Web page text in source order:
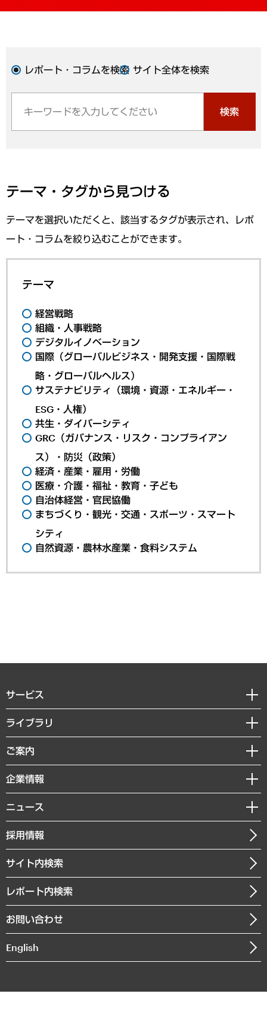
レポート・コラムを検索 サイト全体を検索
検索
テーマ・タグから見つける
テーマを選択いただくと、該当するタグが表示され、レポ
ート・コラムを絞り込むことができます。
テーマ
経営戦略
組織・人事戦略
デジタルイノベーション
国際（グローバルビジネス・開発支援・国際戦
略・グローバルヘルス）
サステナビリティ（環境・資源・エネルギー・
ESG・人権）
共生・ダイバーシティ
GRC（ガバナンス・リスク・コンプライアン
ス）・防災（政策）
経済・産業・雇用・労働
医療・介護・福祉・教育・子ども
自治体経営・官民協働
まちづくり・観光・交通・スポーツ・スマート
シティ
自然資源・農林水産業・食料システム
サービス
経営戦略
組織・人事戦略
デジタルイノベーション
共生・ダイバーシティ
GRC（ガバナンス・リスク・コンプライアンス）・防災（政策）
経済・産業・雇用・労働
まちづくり・観光・交通・スポーツ・スマートシティ
自然資源・農林水産業・食料システム
ライブラリ
経済調査
レポート
コラム
経営用語集
受託・受注実績（官公庁関連）
メディア掲載・出演
ご案内
セミナー・イベント情報
MUFGビジネスセミナー
受託案件情報
企業情報
私たちの想い
社長メッセージ
会社概要
沿革
組織図・本部部室紹介
インドネシア現地法人
個人情報保護方針
ニュース
ニュースリリース
お知らせ
採用情報
サイト内検索
レポート内検索
お問い合わせ
English